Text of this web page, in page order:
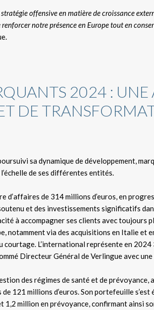
offensive en matière de croissance
renforcer notre présence en Europe tout en
2024 : UNE
DE
sa dynamique de développement,
de ses différentes entités.
d’affaires de 314 millions d’euros, en
et des investissements significatifs
à accompagner ses clients avec toujours
notamment via des acquisitions en Italie et
courtage. L’international représente en
Directeur Général de Verlingue avec
des régimes de santé et de prévoyance,
121 millions d’euros. Son portefeuille
1,2 million en prévoyance, confirmant ainsi